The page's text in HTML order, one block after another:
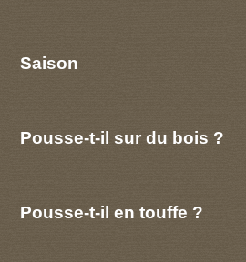
Saison
Pousse-t-il sur du bois ?
Pousse-t-il en touffe ?